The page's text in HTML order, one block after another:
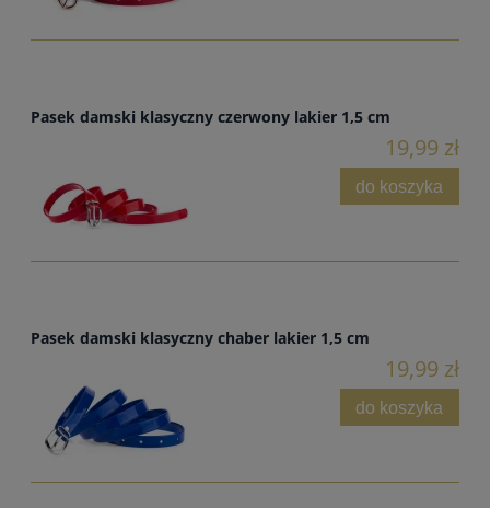
Pasek damski klasyczny czerwony lakier 1,5 cm
19,99 zł
do koszyka
Pasek damski klasyczny chaber lakier 1,5 cm
19,99 zł
do koszyka